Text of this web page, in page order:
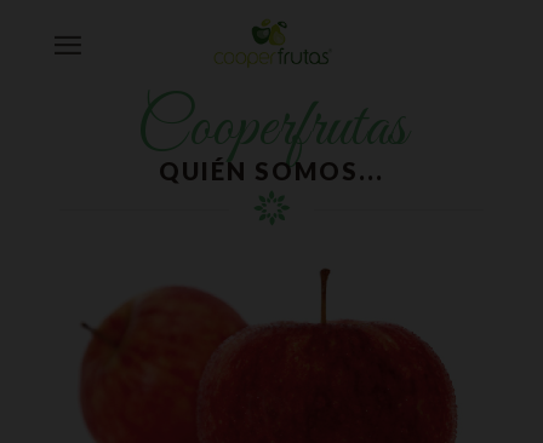
Cooperfrutas
QUIÉN SOMOS...